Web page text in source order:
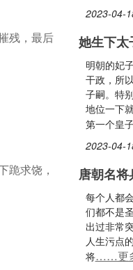
2023-04-
她生下太
明朝的妃
干政，所
子嗣。特
地位一下
第一个皇
2023-04-
唐朝名
每个人都
们都不是
出过非常
人生污点
将……更